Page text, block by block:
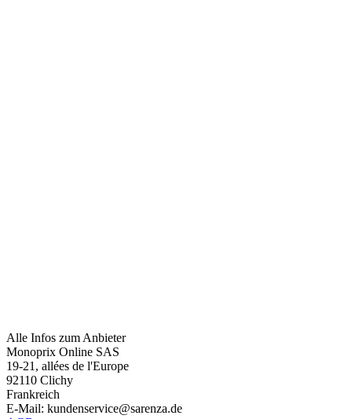
Alle Infos zum Anbieter
Monoprix Online SAS
19-21, allées de l'Europe
92110 Clichy
Frankreich
E-Mail: kundenservice@sarenza.de